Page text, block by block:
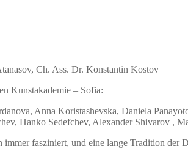
Ch. Ass. Dr. Konstantin Kostov
Kunstakademie – Sofia:
Anna Koristashevska, Daniela
Hanko Sedefchev, Alexander Shivarov ,
fasziniert, und eine lange Tradition der